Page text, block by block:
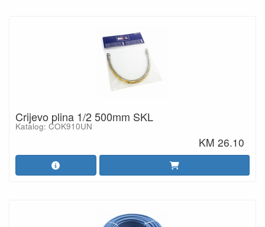
Crijevo plina 1/2 500mm SKL
Katalog: COK910UN
KM 26.10